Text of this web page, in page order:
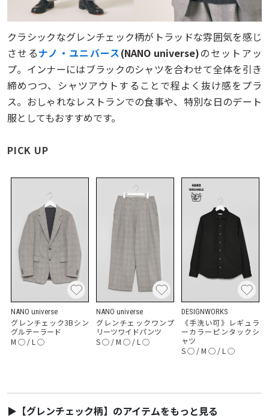
クラシックなグレンチェック柄がトラッドな雰囲気を感じ
させるナノ・ユニバース(NANO universe)のセットアッ
プ。インナーにはブラックのシャツを合わせて全体を引き
締めつつ、シャツアウトすることで程よく抜け感をプラ
ス。おしゃれなレストランでの食事や、特別な日のデート
服としてもおすすめです。
PICK UP
NANO universe
グレンチェック3Bシン
グルテーラード
M ◯ /L ◯
NANO universe
グレンチェックワンプ
リーツワイドパンツ
S◯ /M ◯ /L ◯
DESIGNWORKS
《手洗い可》レギュラ
ーカラーピンタックシ
ャツ
S◯ /M ◯ /L ◯
▶【グレンチェック柄】のアイテムをもっと見る